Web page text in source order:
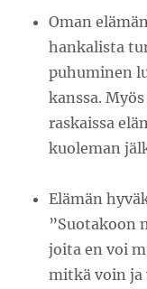
Oman
hankalista
puhuminen
kanssa.
raskaissa
kuoleman
Elämän
”Suotakoon
joita en voi
mitkä voin ja